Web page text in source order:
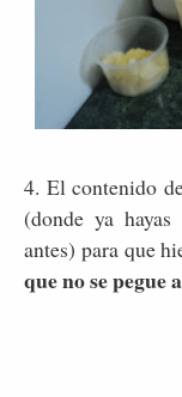
4. El contenido
(donde ya
antes) para que
que no se pegue